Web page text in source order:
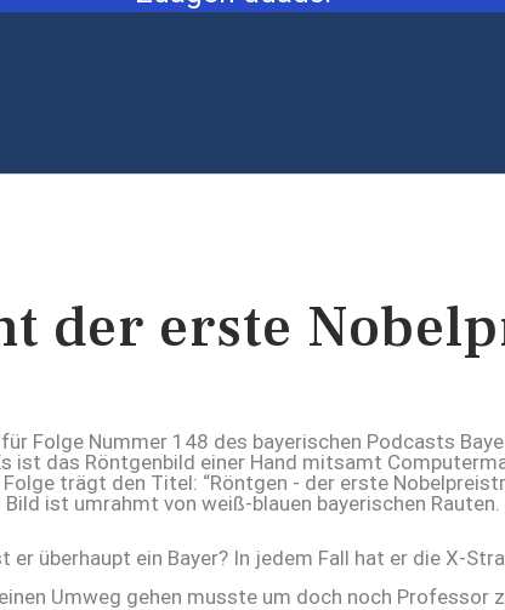
der erste
überhaupt ein Bayer? In jedem Fall hat er die X-
Umweg gehen musste um doch noch Professor